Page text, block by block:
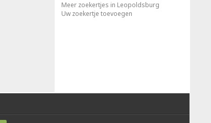
Meer zoekertjes in Leopoldsburg
Uw zoekertje toevoegen